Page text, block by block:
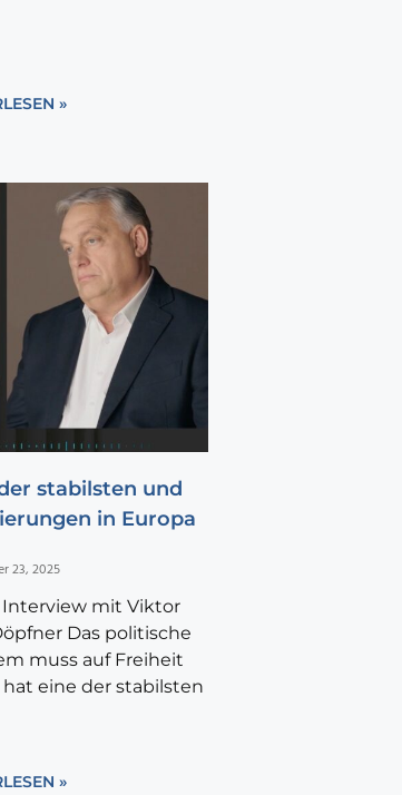
»
stabilsten und
in Europa
23, 2025
Interview mit Viktor
Das politische
muss auf Freiheit
eine der stabilsten
»